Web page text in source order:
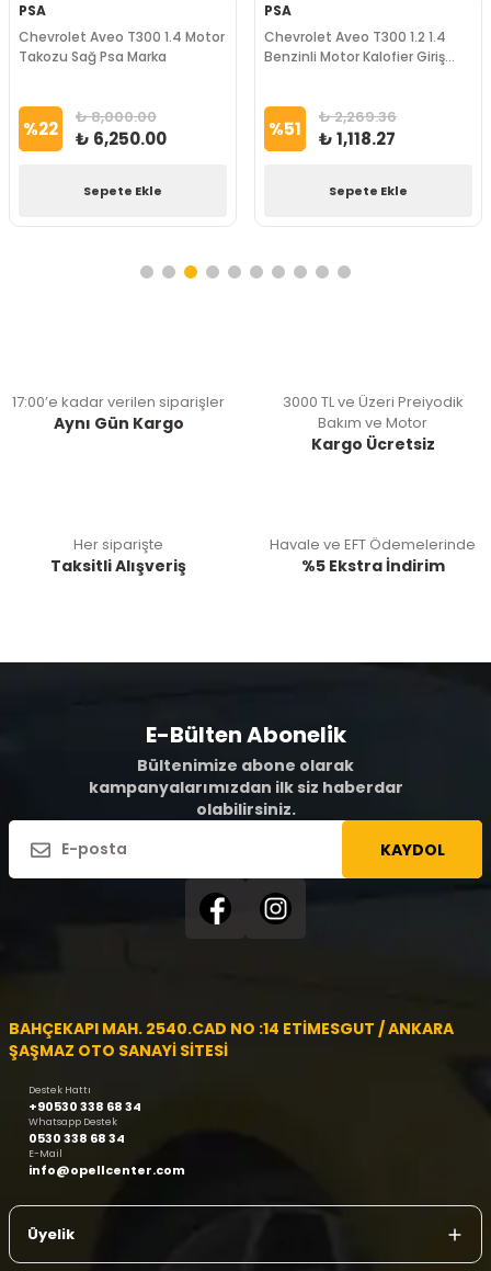
PSA
Chevrolet Aveo T300 1.4 Motor
Takozu Sağ Psa Marka
%22 ₺ 8,000.00
₺ 6,250.00
Sepete Ekle
PSA
Chevrolet Aveo T300 1.2 1.4
Benzinli Motor Kalofier Giriş
%51 ₺ 2,269.36
₺ 1,118.27
Sepete Ekle
17:00’e kadar verilen siparişler
Aynı Gün Kargo
3000 TL ve Üzeri Preiyodik
Bakım ve Motor
Kargo Ücretsiz
Her siparişte
Taksitli Alışveriş
Havale ve EFT Ödemelerinde
%5 Ekstra İndirim
E-Bülten Abonelik
Bültenimize abone olarak
kampanyalarımızdan ilk siz haberdar
olabilirsiniz.
KAYDOL
BAHÇEKAPI MAH. 2540.CAD NO :14 ETİMESGUT / ANKARA
ŞAŞMAZ OTO SANAYİ SİTESİ
Destek Hattı
+90530 338 68 34
Whatsapp Destek
0530 338 68 34
E-Mail
info@opellcenter.com
Üyelik